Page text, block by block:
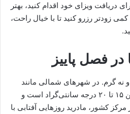
دریافت ویزای خود اقدام کنید، بهتر
کمی زودتر رزرو کنید تا با خیال راحت،
در فصل پاییز
و نه گرم. در شهرهای شمالی مانند
بیلبائو و سان‌سباستین دما بین ۱۵ تا ۲۰ درجه سانتی‌گراد است و
کشور، مادرید روزهایی آفتابی با